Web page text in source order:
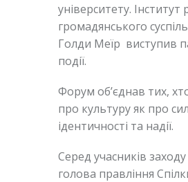
університету. Інститут
громадянського
Голди Меїр виступив
події.
Форум об’єднав тих,
про культуру як про
ідентичності та надії.
Серед учасників
голова правління